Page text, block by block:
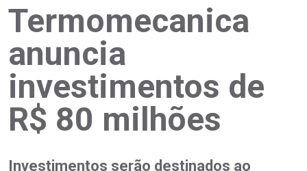
Termomecanica
anuncia
investimentos de
R$ 80 milhões
Investimentos serão destinados ao